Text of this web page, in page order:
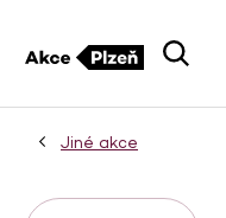
Jiné akce